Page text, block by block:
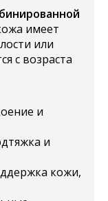
имеет
или
с возраста
и
и
кожи,